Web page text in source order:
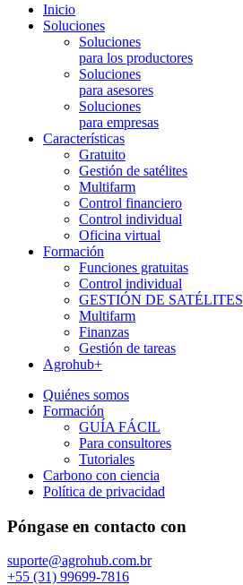
Inicio
Soluciones
Soluciones
para los productores
Soluciones
para asesores
Soluciones
para empresas
Características
Gratuito
Gestión de satélites
Multifarm
Control financiero
Control individual
Oficina virtual
Formación
Funciones gratuitas
Control individual
GESTIÓN DE SATÉLITES
Multifarm
Finanzas
Gestión de tareas
Agrohub+
Quiénes somos
Formación
GUÍA FÁCIL
Para consultores
Tutoriales
Carbono con ciencia
Política de privacidad
Póngase en contacto con
suporte@agrohub.com.br
+55 (31) 99699-7816